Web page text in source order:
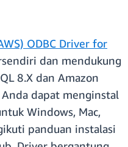
ODBC Driver for
dan mendukung
8.X dan Amazon
Anda dapat menginstal
Windows, Mac,
panduan instalasi